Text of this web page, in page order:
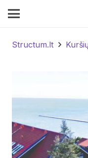
Structum.lt